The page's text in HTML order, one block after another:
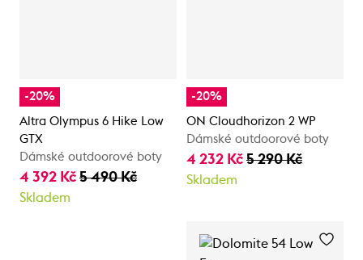
-20%
Altra Olympus 6 Hike Low
GTX
Dámské outdoorové boty
4 392 Kč 5 490 Kč
Skladem
-20%
ON Cloudhorizon 2 WP
Dámské outdoorové boty
4 232 Kč 5 290 Kč
Skladem